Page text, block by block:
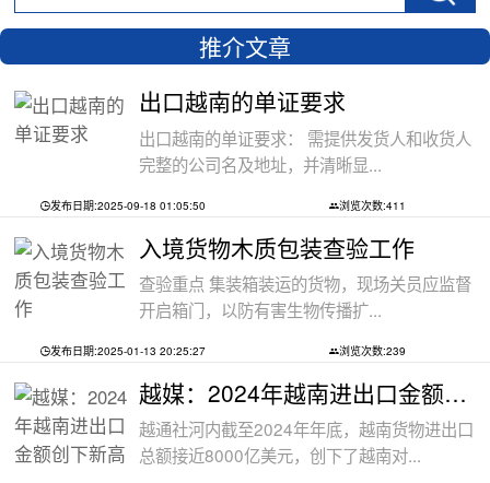
推介文章
出口越南的单证要求
出口越南的单证要求： 需提供发货人和收货人
完整的公司名及地址，并清晰显...
发布日期:2025-09-18 01:05:50 浏览次数:411
入境货物木质包装查验工作
查验重点 集装箱装运的货物，现场关员应监督
开启箱门，以防有害生物传播扩...
发布日期:2025-01-13 20:25:27 浏览次数:239
越媒：2024年越南进出口金额创下新高纪录
越通社河内截至2024年年底，越南货物进出口
总额接近8000亿美元，创下了越南对...